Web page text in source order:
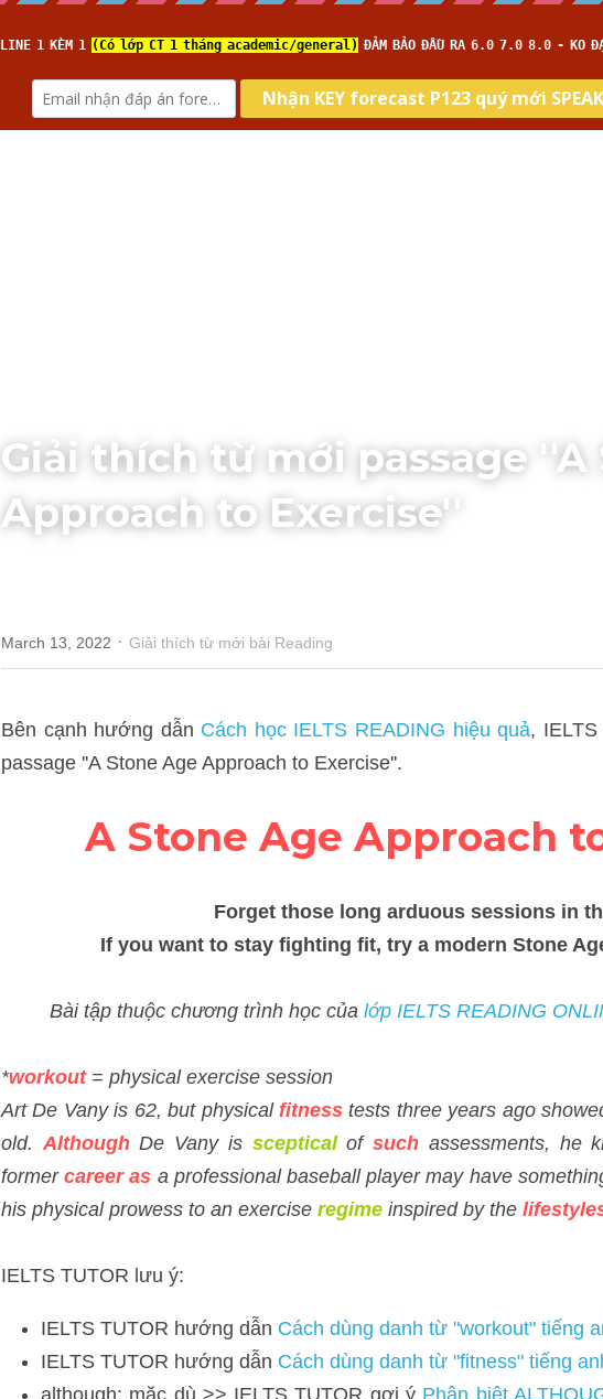
Giải thích từ mới passage ''A
Approach to Exercise''
·
Bên cạnh hướng dẫn Cách học IELTS READING hiệu quả
, IELTS TUTOR cũng
Approach to Exercise''.
A Stone Age Approach
Forget those long arduous sessions in the
If you want to stay fighting fit, try a modern Stone Age
Bài tập thuộc chương trình học của
workout = physical exercise session
Art De Vany is 62, but physical
fitness tests three years ago showed he had the
is
of such assessments, he knows he's in good shape. His former career
have something to do with it, but he
attributes his physical prowess to an exercise
Palaeolithic
ancestors
IELTS TUTOR hướng dẫn Cách dùng danh từ "workout" tiếng anh
IELTS TUTOR hướng dẫn Cách dùng danh từ "fitness" tiếng anh